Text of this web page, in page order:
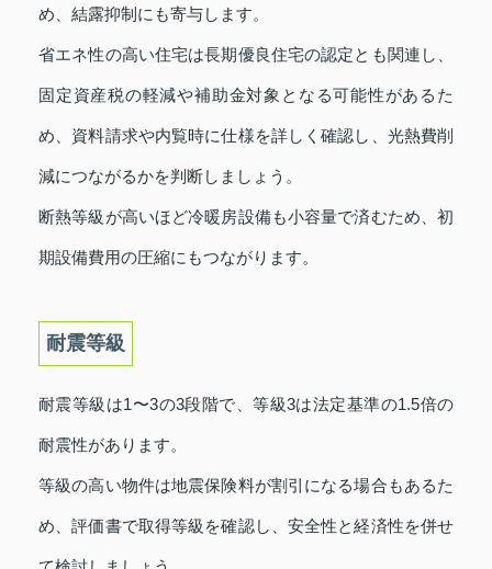
め、結露抑制にも寄与します。
省エネ性の高い住宅は長期優良住宅の認定とも関連し、
固定資産税の軽減や補助金対象となる可能性があるた
め、資料請求や内覧時に仕様を詳しく確認し、光熱費削
減につながるかを判断しましょう。
断熱等級が高いほど冷暖房設備も小容量で済むため、初
期設備費用の圧縮にもつながります。
耐震等級
耐震等級は1〜3の3段階で、等級3は法定基準の1.5倍の
耐震性があります。
等級の高い物件は地震保険料が割引になる場合もあるた
め、評価書で取得等級を確認し、安全性と経済性を併せ